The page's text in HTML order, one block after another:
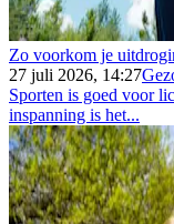
Zo voorkom je
27 juli 2026, 14:27
Sporten is goed voor
inspanning is het...